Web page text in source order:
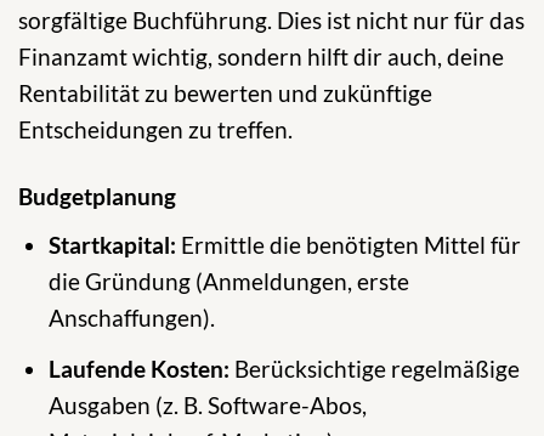
sorgfältige Buchführung. Dies ist nicht nur für das
Finanzamt wichtig, sondern hilft dir auch, deine
Rentabilität zu bewerten und zukünftige
Entscheidungen zu treffen.
Budgetplanung
Startkapital: Ermittle die benötigten Mittel für
die Gründung (Anmeldungen, erste
Anschaffungen).
Laufende Kosten: Berücksichtige regelmäßige
Ausgaben (z. B. Software-Abos,